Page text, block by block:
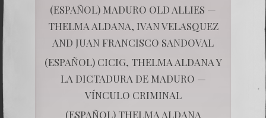
(ESPAÑOL) MADURO OLD ALLIES —
THELMA ALDANA, IVAN VELASQUEZ
AND JUAN FRANCISCO SANDOVAL
(ESPAÑOL) CICIG, THELMA ALDANA Y
LA DICTADURA DE MADURO —
VÍNCULO CRIMINAL
(ESPAÑOL) THELMA ALDANA